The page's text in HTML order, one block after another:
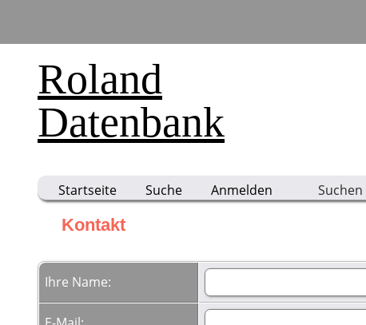
Roland
Datenbank
Startseite Suche Anmelden Suchen
Kontakt
Ihre Name: